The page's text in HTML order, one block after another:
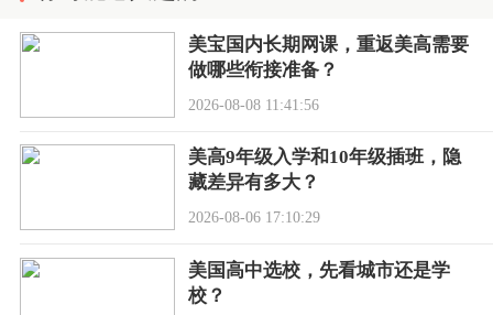
美宝国内长期网课，重返美高需要
做哪些衔接准备？
2026-08-08 11:41:56
美高9年级入学和10年级插班，隐
藏差异有多大？
2026-08-06 17:10:29
美国高中选校，先看城市还是学
校？